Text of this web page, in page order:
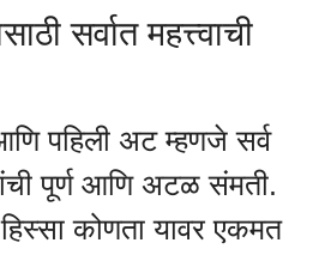
सर्वात महत्त्वाची
पहिली अट म्हणजे सर्व
पूर्ण आणि अटळ संमती.
हिस्सा कोणता यावर एकमत